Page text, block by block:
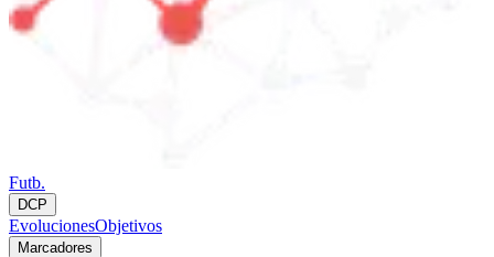
Futb.
DCP
EvolucionesObjetivos
Marcadores